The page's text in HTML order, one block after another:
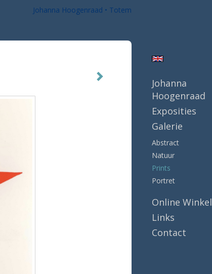
Johanna Hoogenraad Totem
Johanna
Hoogenraad
Exposities
Galerie
Abstract
Natuur
Prints
Portret
Online Winkel
Links
Contact